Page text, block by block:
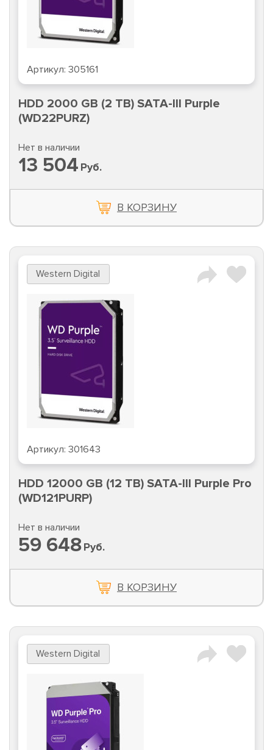
Артикул: 305161
HDD 2000 GB (2 TB) SATA-III Purple
(WD22PURZ)
Нет в наличии
13 504 Руб.
В КОРЗИНУ
Western Digital
Артикул: 301643
HDD 12000 GB (12 TB) SATA-III Purple Pro
(WD121PURP)
Нет в наличии
59 648Руб.
В КОРЗИНУ
Western Digital